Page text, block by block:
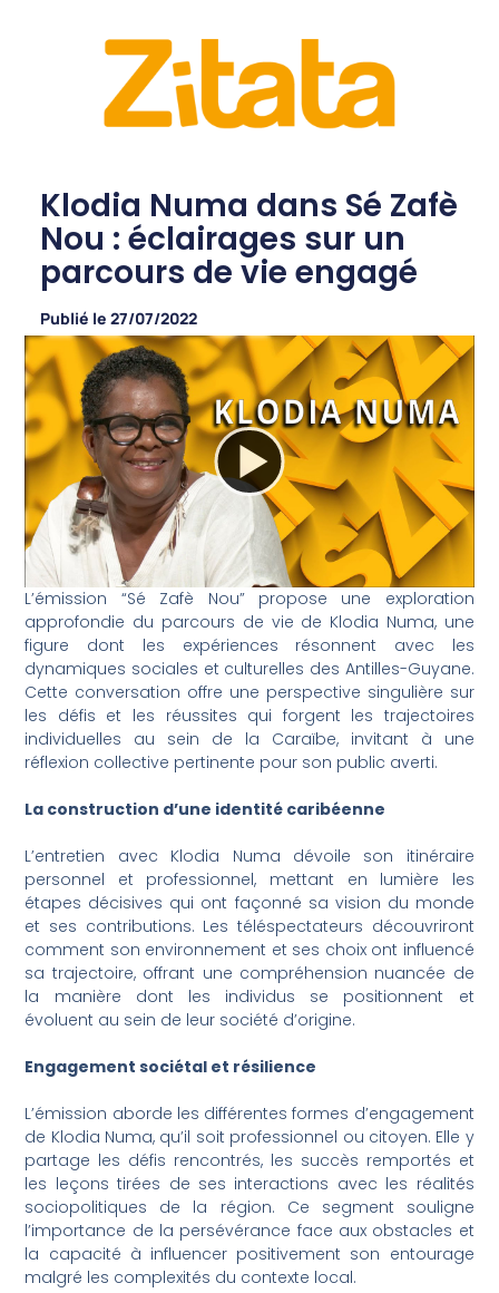
Klodia Numa dans Sé Zafè
Nou : éclairages sur un
parcours de vie engagé
Publié le 27/07/2022
L’émission “Sé Zafè Nou” propose une exploration
approfondie du parcours de vie de Klodia Numa, une
figure dont les expériences résonnent avec les
dynamiques sociales et culturelles des Antilles-Guyane.
Cette conversation offre une perspective singulière sur
les défis et les réussites qui forgent les trajectoires
individuelles au sein de la Caraïbe, invitant à une
réflexion collective pertinente pour son public averti.
La construction d’une identité caribéenne
L’entretien avec Klodia Numa dévoile son itinéraire
personnel et professionnel, mettant en lumière les
étapes décisives qui ont façonné sa vision du monde
et ses contributions. Les téléspectateurs découvriront
comment son environnement et ses choix ont influencé
sa trajectoire, offrant une compréhension nuancée de
la manière dont les individus se positionnent et
évoluent au sein de leur société d’origine.
Engagement sociétal et résilience
L’émission aborde les différentes formes d’engagement
de Klodia Numa, qu’il soit professionnel ou citoyen. Elle y
partage les défis rencontrés, les succès remportés et
les leçons tirées de ses interactions avec les réalités
sociopolitiques de la région. Ce segment souligne
l’importance de la persévérance face aux obstacles et
la capacité à influencer positivement son entourage
malgré les complexités du contexte local.